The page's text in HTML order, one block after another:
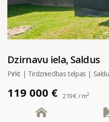
Dzirnavu iela, Saldus
Pirkt | Tirdzniecības telpas |
119 000 € 219 € / m2